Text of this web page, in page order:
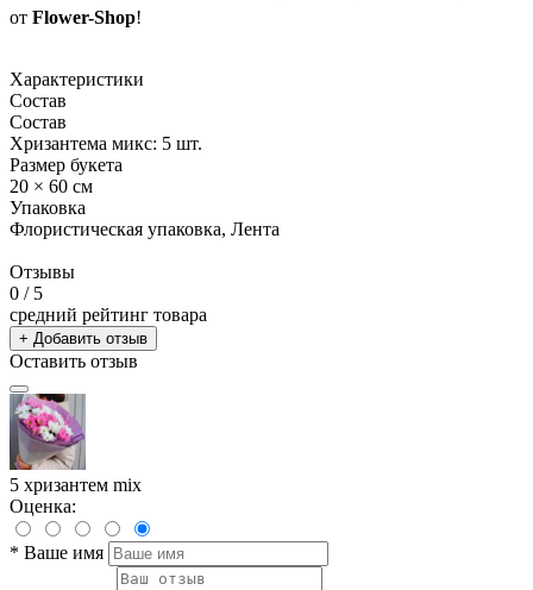
от Flower-Shop!
Характеристики
Состав
Состав
Хризантема микс: 5 шт.
Размер букета
20 × 60 см
Упаковка
Флористическая упаковка, Лента
Отзывы
0 / 5
средний рейтинг товара
+ Добавить отзыв
Оставить отзыв
5 хризантем mix
Оценка:
* Ваше имя